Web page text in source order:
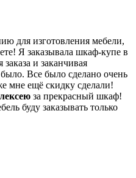
для изготовления мебели,
Я заказывала шкаф-купе в
и заканчивая
Все было сделано очень
мне ещё скидку сделали!
за прекрасный шкаф!
буду заказывать только